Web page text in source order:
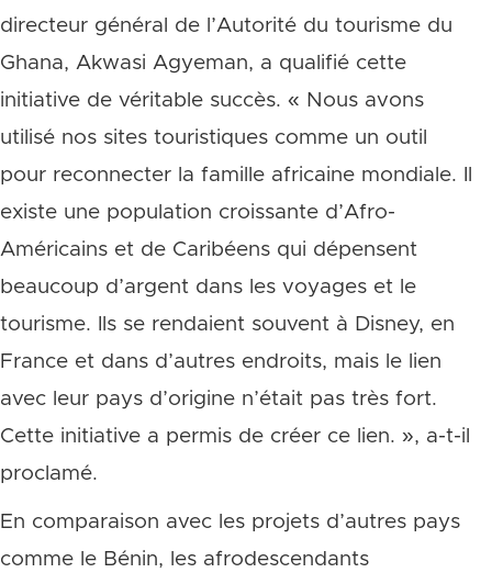
directeur général de l’Autorité du tourisme du
Ghana, Akwasi Agyeman, a qualifié cette
initiative de véritable succès. « Nous avons
utilisé nos sites touristiques comme un outil
pour reconnecter la famille africaine mondiale. Il
existe une population croissante d’Afro-
Américains et de Caribéens qui dépensent
beaucoup d’argent dans les voyages et le
tourisme. Ils se rendaient souvent à Disney, en
France et dans d’autres endroits, mais le lien
avec leur pays d’origine n’était pas très fort.
Cette initiative a permis de créer ce lien. », a-t-il
proclamé.
En comparaison avec les projets d’autres pays
comme le Bénin, les afrodescendants